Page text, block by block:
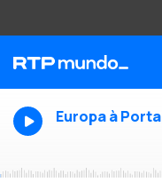
Europa à Porta